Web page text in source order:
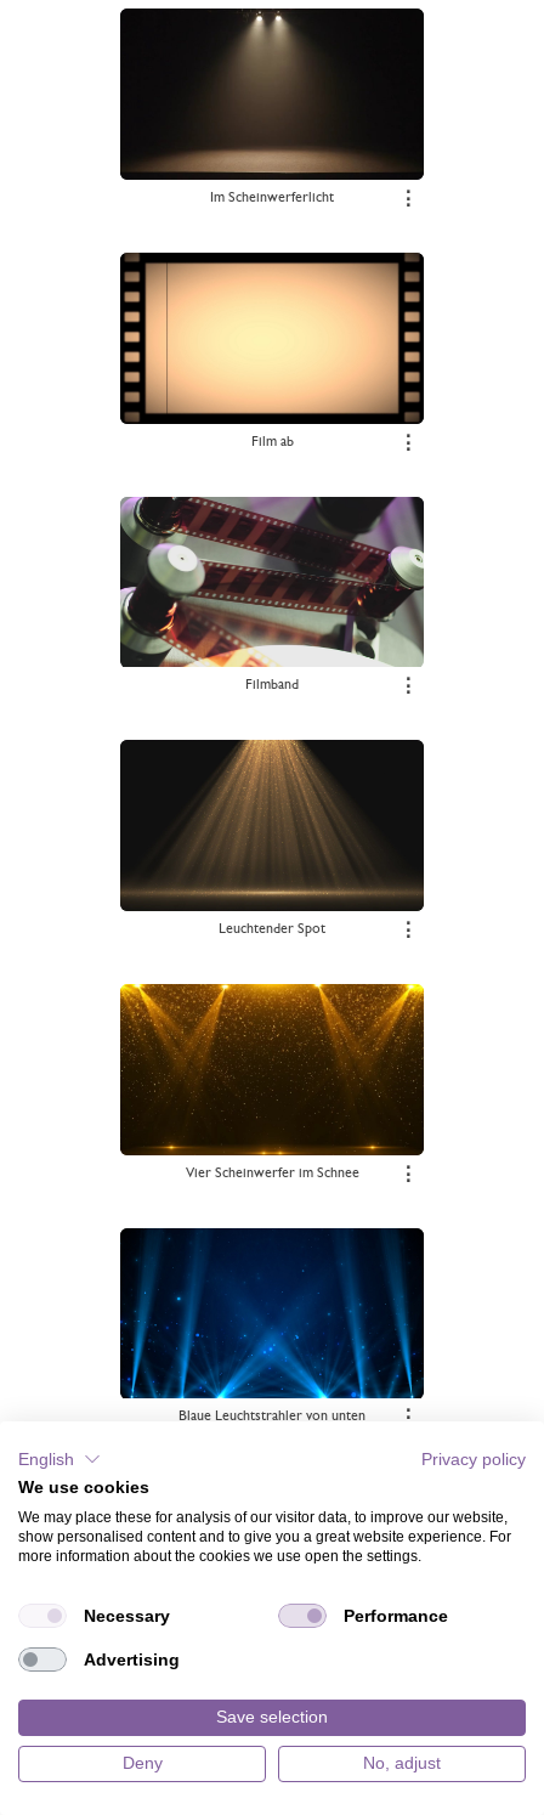
Im Scheinwerferlicht ⋮
Film ab ⋮
Filmband ⋮
Leuchtender Spot ⋮
Vier Scheinwerfer im Schnee ⋮
Blaue Leuchtstrahler von unten ⋮
Goldenes Glitter von oben und unten
English
Privacy policy
We use cookies
We may place these for analysis of our visitor data, to improve our website,
show personalised content and to give you a great website experience. For
more information about the cookies we use open the settings.
Necessary Performance
Advertising
Save selection
Deny No, adjust